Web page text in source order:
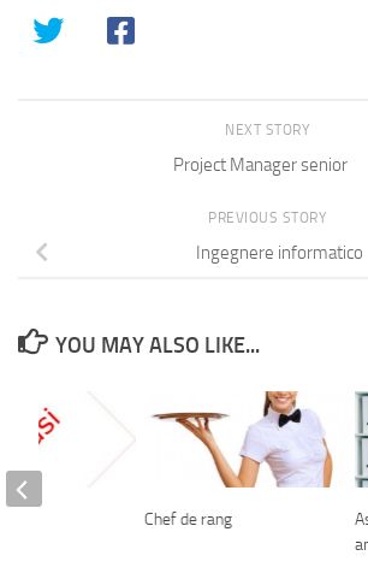
NEXT STORY
Project Manager senior
PREVIOUS STORY
Ingegnere informatico
YOU MAY ALSO LIKE...
Chef de rang